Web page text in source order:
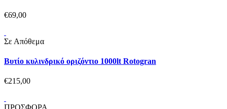
€69,00
Σε Απόθεμα
Βυτίο κυλινδρικό οριζόντιο 1000lt Rotogran
€215,00
ΠΡΟΣΦΟΡΑ